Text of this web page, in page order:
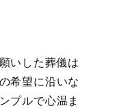
いした葬儀は
希望に沿いな
プルで心温ま